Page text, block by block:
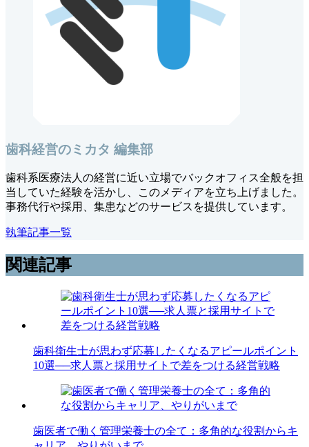
歯科経営のミカタ 編集部
歯科系医療法人の経営に近い立場でバックオフィス全般を担
当していた経験を活かし、このメディアを立ち上げました。
事務代行や採用、集患などのサービスを提供しています。
執筆記事一覧
関連記事
歯科衛生士が思わず応募したくなるアピールポイント
10選──求人票と採用サイトで差をつける経営戦略
歯医者で働く管理栄養士の全て：多角的な役割からキ